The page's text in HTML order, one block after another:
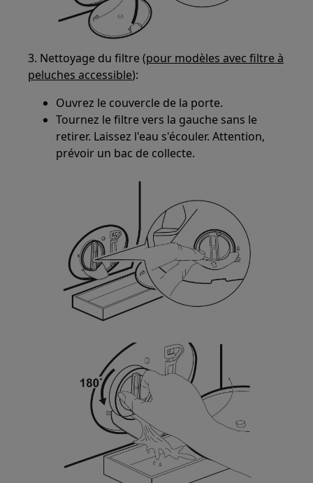
3. Nettoyage du filtre (pour modèles avec filtre à
peluches accessible):
Ouvrez le couvercle de la porte.
Tournez le filtre vers la gauche sans le
retirer. Laissez l'eau s'écouler. Attention,
prévoir un bac de collecte.